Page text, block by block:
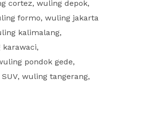
cortez, wuling depok,
formo, wuling jakarta
kalimalang,
,
pondok gede,
, wuling tangerang,